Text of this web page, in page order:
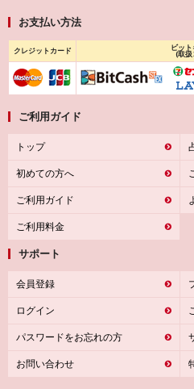
お支払い方法
クレジットカード
ビット
(取扱
ご利用ガイド
トップ
初めての方へ
ご利用ガイド
ご利用料金
サポート
会員登録
ログイン
パスワードをお忘れの方
お問い合わせ